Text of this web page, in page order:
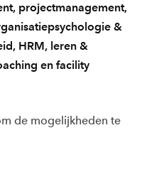
projectmanagement,
&
HRM, leren &
en facility
de mogelijkheden te